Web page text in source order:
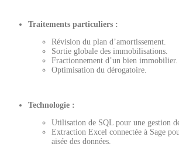
Traitements particuliers :
Révision du plan d’amortissement.
Sortie globale des immobilisations.
Fractionnement d’un bien immobilier.
Optimisation du dérogatoire.
Technologie :
Utilisation de SQL pour une gestion
Extraction Excel connectée à Sage
aisée des données.